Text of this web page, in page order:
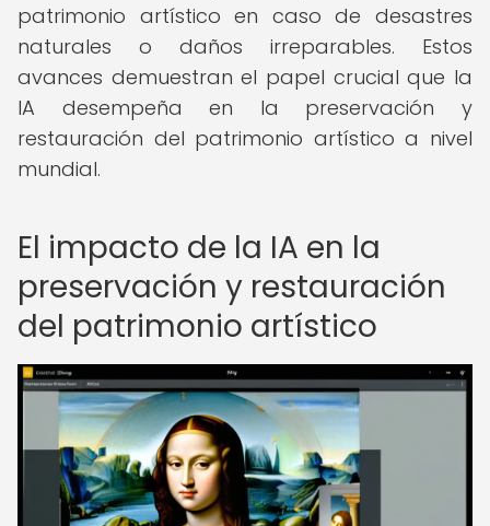
patrimonio artístico en caso de desastres
naturales o daños irreparables. Estos
avances demuestran el papel crucial que la
IA desempeña en la preservación y
restauración del patrimonio artístico a nivel
mundial.
El impacto de la IA en la
preservación y restauración
del patrimonio artístico